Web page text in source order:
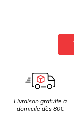
Livraison gratuite à
domicile dès 80€